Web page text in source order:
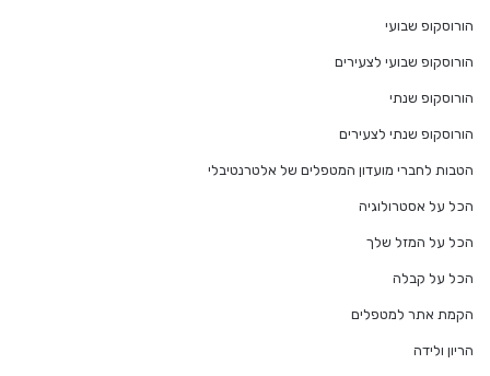
הורוסקופ שבועי
הורוסקופ שבועי לצעירים
הורוסקופ שנתי
הורוסקופ שנתי לצעירים
הטבות לחברי מועדון המטפלים של אלטרנטיבלי
הכל על אסטרולוגיה
הכל על המזל שלך
הכל על קבלה
הקמת אתר למטפלים
הריון ולידה